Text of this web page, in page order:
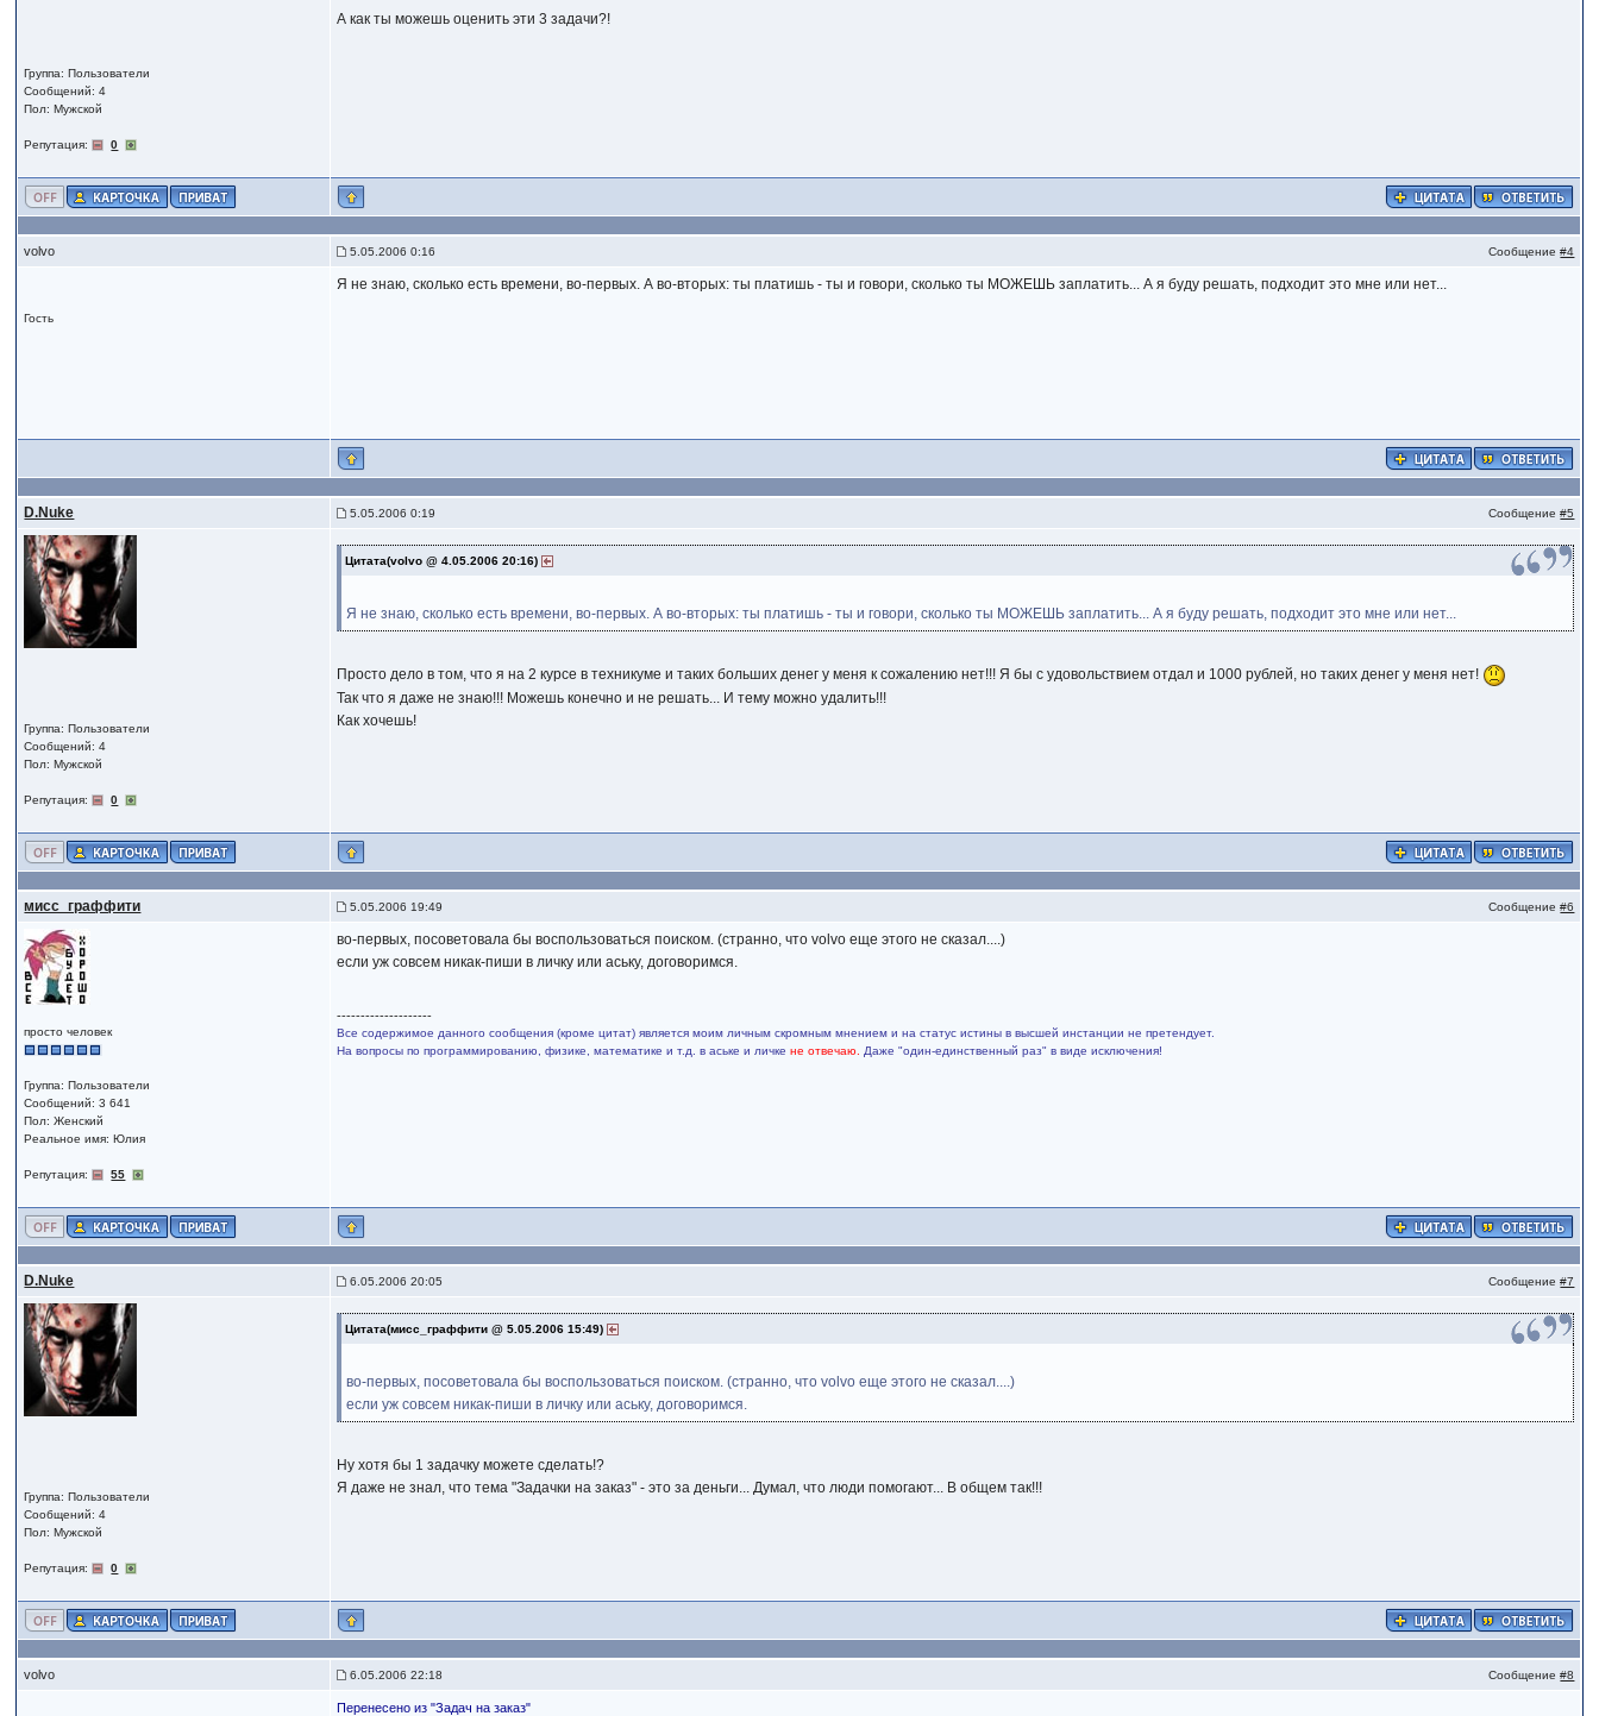
Группа: Пользователи
Сообщений: 4
Пол: Мужской
Репутация: 0
А как ты можешь оценить эти 3 задачи?!
volvo 5.05.2006 0:16 Сообщение#4
Гость
Я не знаю, сколько есть времени, во-первых. А во-вторых: ты платишь - ты и говори, сколько ты МОЖЕШЬ заплатить... А я буду решать, подходит это мне или нет...
D.Nuke 5.05.2006 0:19 Сообщение#5
Группа: Пользователи
Сообщений: 4
Пол: Мужской
Репутация: 0
Цитата(volvo @ 4.05.2006 20:16)
Я не знаю, сколько есть времени, во-первых. А во-вторых: ты платишь - ты и говори, сколько ты МОЖЕШЬ заплатить... А я буду решать, подходит это мне или нет...
Просто дело в том, что я на 2 курсе в техникуме и таких больших денег у меня к сожалению нет!!! Я бы с удовольствием отдал и 1000 рублей, но таких денег у меня нет!
Так что я даже не знаю!!! Можешь конечно и не решать... И тему можно удалить!!!
Как хочешь!
мисс_граффити 5.05.2006 19:49 Сообщение#6
просто человек
Группа: Пользователи
Сообщений: 3 641
Пол: Женский
Реальное имя: Юлия
Репутация: 55
во-первых, посоветовала бы воспользоваться поиском. (странно, что volvo еще этого не сказал....)
если уж совсем никак-пиши в личку или аську, договоримся.
--------------------
Все содержимое данного сообщения (кроме цитат) является моим личным скромным мнением и на статус истины в высшей инстанции не претендует.
На вопросы по программированию, физике, математике и т.д. в аське и личкене отвечаю. Даже "один-единственный раз" в виде исключения!
D.Nuke 6.05.2006 20:05 Сообщение#7
Группа: Пользователи
Сообщений: 4
Пол: Мужской
Репутация: 0
Цитата(мисс_граффити @ 5.05.2006 15:49)
во-первых, посоветовала бы воспользоваться поиском. (странно, что volvo еще этого не сказал....)
если уж совсем никак-пиши в личку или аську, договоримся.
Ну хотя бы 1 задачку можете сделать!?
Я даже не знал, что тема "Задачки на заказ" - это за деньги... Думал, что люди помогают... В общем так!!!
volvo 6.05.2006 22:18 Сообщение#8
Перенесено из "Задач на заказ"